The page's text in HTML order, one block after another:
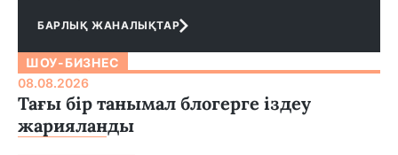
БАРЛЫҚ ЖАНАЛЫҚТАР
ШОУ-БИЗНЕС
08.08.2026
Тағы бір танымал блогерге іздеу
жарияланды